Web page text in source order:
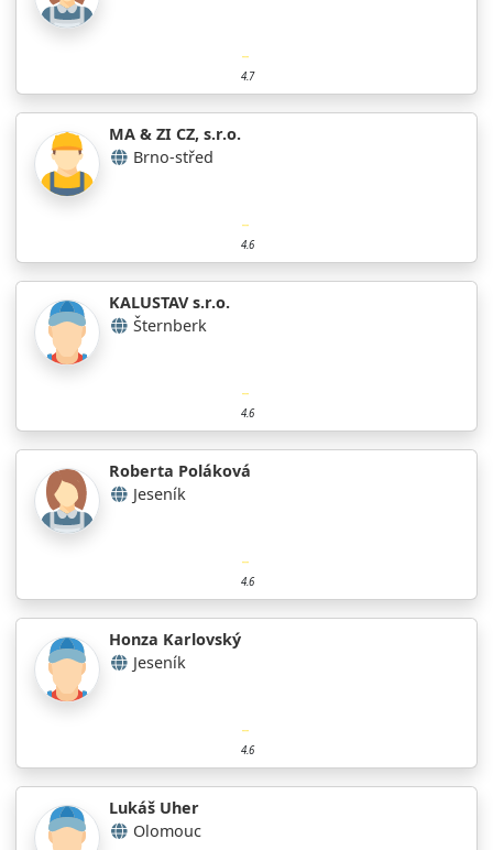
4.7
MA & ZI CZ, s.r.o.
Brno-střed
4.6
KALUSTAV s.r.o.
Šternberk
4.6
Roberta Poláková
Jeseník
4.6
Honza Karlovský
Jeseník
4.6
Lukáš Uher
Olomouc